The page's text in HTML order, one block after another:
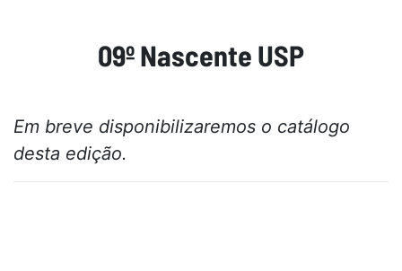
09º Nascente USP
Em breve disponibilizaremos o catálogo
desta edição.